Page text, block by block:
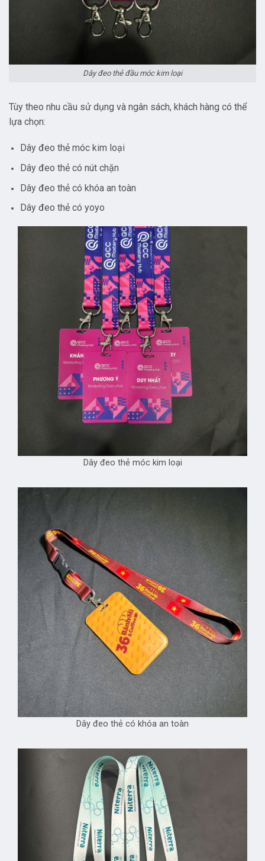
Dây đeo thẻ đầu móc kim loại
Tùy theo nhu cầu sử dụng và ngân sách, khách hàng có thể
lựa chọn:
Dây đeo thẻ móc kim loại
Dây đeo thẻ có nút chặn
Dây đeo thẻ có khóa an toàn
Dây đeo thẻ có yoyo
Dây đeo thẻ móc kim loại
Dây đeo thẻ có khóa an toàn